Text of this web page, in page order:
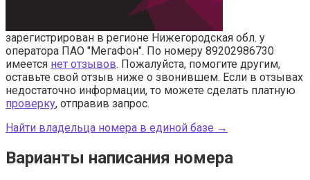
зарегистрирован в регионе Нижегородская обл. у
оператора ПАО "МегаФон". По номеру 89202986730
имеется нет отзывов. Пожалуйста, помогите другим,
оставьте свой отзыв ниже о звонившем. Если в отзывах
недостаточно информации, то можете сделать платную
проверку, отправив запрос.
Найти владельца номера в единой базе →
Варианты написания номера